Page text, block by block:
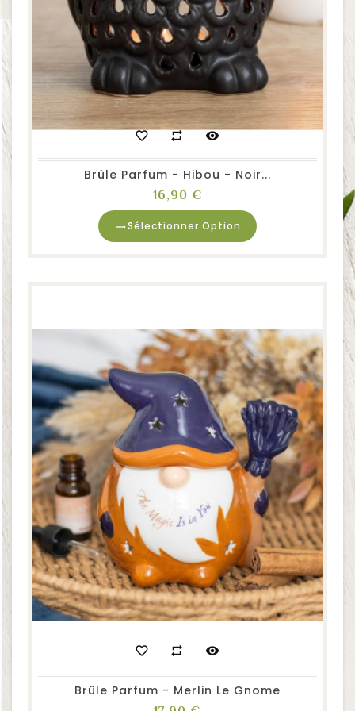
favorite_border repeat visibility
Brûle Parfum - Hibou - Noir...
Prix
16,90 €
trending_flatSélectionner Option
favorite_border repeat visibility
Brûle Parfum - Merlin Le Gnome